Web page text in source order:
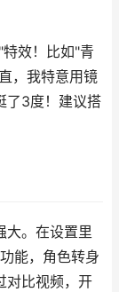
效！比如"青
，我特意用镜
了3度！建议搭
大。在设置里
能，角色转身
对比视频，开